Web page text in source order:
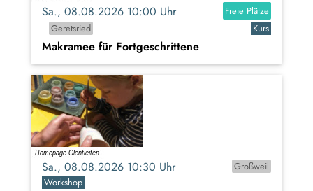
Sa., 08.08.2026 10:00 Uhr
Freie Plätze
Geretsried
Kurs
Makramee für Fortgeschrittene
Sa., 08.08.2026 10:30 Uhr
Großweil
Workshop